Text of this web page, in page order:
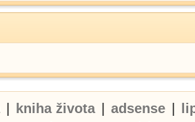
kniha života adsense